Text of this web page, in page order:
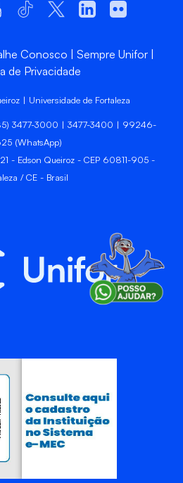
Conosco
Sempre Unifor
de Privacidade
| Universidade de Fortaleza
3477-3000 | 3477-3400 | 99246-
(WhatsApp)
- Edson Queiroz - CEP 60811-905 -
/ CE - Brasil